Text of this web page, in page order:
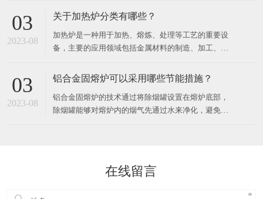
剂，将薄膜转换成薄膜或将薄膜转换成晶片衬底界
复注入的损伤，移动掺杂剂或将掺杂剂从一个薄膜转
移到另一个薄膜或从薄膜进入晶
03
2023-08
关于加热炉分类有哪些？
加热炉是一种用于加热、熔炼、处理等工艺的重要设
备，主要的应用领域包括金属材料的制造、加工、热
分为以下几种：1. 精细加热炉精细加热炉是一种可以
主要应用于汽车零部件、模具件、机器零件、航空航
天零部件等领域。2
03
2023-08
铝合金固熔炉可以采用哪些节能措施？
铝合金固熔炉的技术通过将除烟罐设置在熔炉底部，
除烟罐能够对熔炉内的烟气先通过水来净化，避免有
害，提高铝合金生产的环保
在线留言